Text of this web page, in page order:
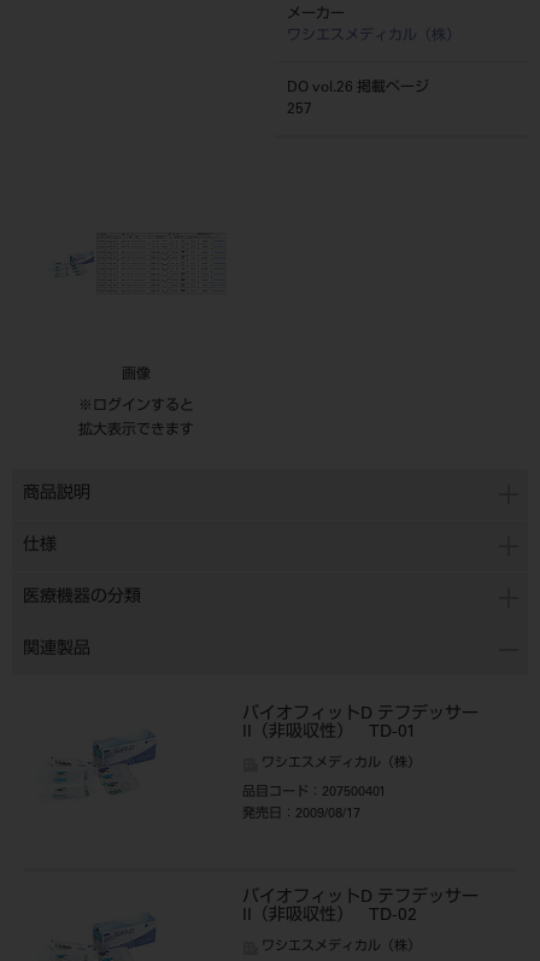
メーカー
ワシエスメディカル（株）
DO vol.26 掲載ページ
257
画像
※ログインすると
拡大表示できます
商品説明
仕様
医療機器の分類
関連製品
バイオフィットD テフデッサー
II（非吸収性） TD-01
ワシエスメディカル（株）
品目コード ：207500401
発売日
：2009/08/17
バイオフィットD テフデッサー
II（非吸収性） TD-02
ワシエスメディカル（株）